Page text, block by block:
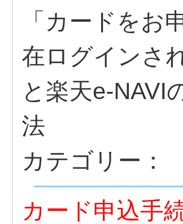
「カードをお
在ログインさ
と楽天e-NAVI
法
カテゴリー：
カード申込手